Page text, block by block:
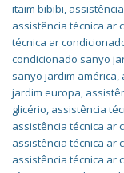
itaim bibibi,
assistência técnica ar
técnica ar
condicionado sanyo
sanyo jardim américa,
jardim europa,
glicério, assistência
assistência técnica ar
assistência técnica ar
assistência técnica ar